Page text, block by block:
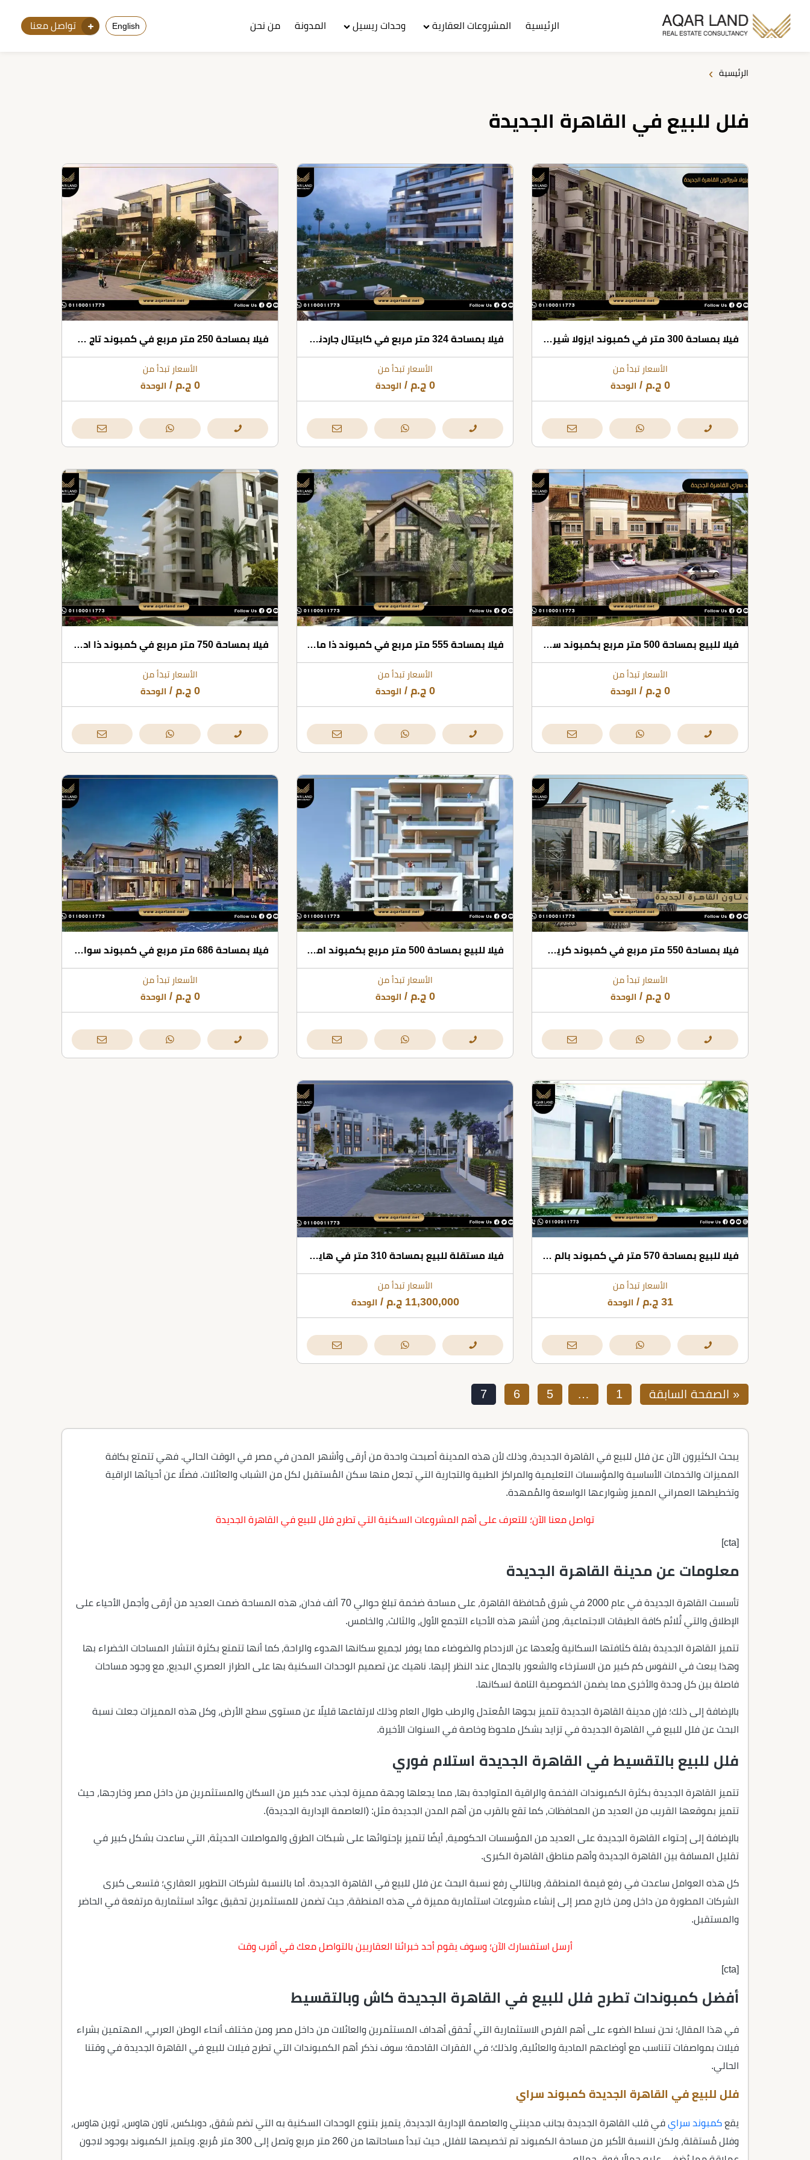
الرئيسية المشروعات العقارية وحدات ريسيل المدونة من نحن English تواصل معنا
الرئيسية ›
فلل للبيع في القاهرة الجديدة
فيلا بمساحة 300 متر في كمبوند ايزولا شيراتون القاهرة الجديدة
الأسعار تبدأ من
0 ج.م / الوحدة
فيلا بمساحة 324 متر مربع في كابيتال جاردنز بالم هيلز القاهرة الجديدة
الأسعار تبدأ من
0 ج.م / الوحدة
فيلا بمساحة 250 متر مربع في كمبوند تاج سيتي القاهرة الجديدة
الأسعار تبدأ من
0 ج.م / الوحدة
فيلا للبيع بمساحة 500 متر مربع بكمبوند سراي القاهره الجديده
الأسعار تبدأ من
0 ج.م / الوحدة
فيلا بمساحة 555 متر مربع في كمبوند ذا مارك
الأسعار تبدأ من
0 ج.م / الوحدة
فيلا بمساحة 750 متر مربع في كمبوند ذا ادريس ايست
الأسعار تبدأ من
0 ج.م / الوحدة
فيلا بمساحة 550 متر مربع في كمبوند كريك تاون
الأسعار تبدأ من
0 ج.م / الوحدة
فيلا للبيع بمساحة 500 متر مربع بكمبوند امارا القاهره الجديده
الأسعار تبدأ من
0 ج.م / الوحدة
فيلا بمساحة 686 متر مربع في كمبوند سوان ليك ريزيدنس
الأسعار تبدأ من
0 ج.م / الوحدة
فيلا للبيع بمساحة 570 متر في كمبوند بالم هيلز قطامية القاهرة الجديدة
الأسعار تبدأ من
31 ج.م / الوحدة
فيلا مستقلة للبيع بمساحة 310 متر في هايد بارك التجمع الخامس
الأسعار تبدأ من
11,300,000 ج.م / الوحدة
« الصفحة السابقة 1
…
5
6
7
يبحث الكثيرون الآن عن فلل للبيع في القاهرة الجديدة، وذلك لأن هذه المدينة أصبحت واحدة من أرقى وأشهر المدن في مصر في الوقت الحالي. فهي تتمتع بكافة
المميزات والخدمات الأساسية والمؤسسات التعليمية والمراكز الطبية والتجارية التي تجعل منها سكن المُستقبل لكل من الشباب والعائلات. فضلًا عن أحيائها الراقية
وتخطيطها العمراني المميز وشوارعها الواسعة والمُمهدة.
تواصل معنا الآن؛ للتعرف على أهم المشروعات السكنية التي تطرح فلل للبيع في القاهرة الجديدة
[cta]
معلومات عن مدينة القاهرة الجديدة
تأسست القاهرة الجديدة في عام 2000 في شرق مُحافظة القاهرة، على مساحة ضخمة تبلغ حوالي 70 ألف فدان، هذه المساحة ضمت العديد من أرقى وأجمل الأحياء على
الإطلاق والتي تُلائم كافة الطبقات الاجتماعية، ومن أشهر هذه الأحياء التجمع الأول، والثالث، والخامس.
تتميز القاهرة الجديدة بقلة كثافتها السكانية وبُعدها عن الازدحام والضوضاء مما يوفر لجميع سكانها الهدوء والراحة، كما أنها تتمتع بكثرة انتشار المساحات الخضراء بها
وهذا يبعث في النفوس كم كبير من الاسترخاء والشعور بالجمال عند النظر إليها. ناهيك عن تصميم الوحدات السكنية بها على الطراز العصري البديع، مع وجود مساحات
فاصلة بين كل وحدة والأخرى مما يضمن الخصوصية التامة لسكانها.
بالإضافة إلى ذلك؛ فإن مدينة القاهرة الجديدة تتميز بجوها المُعتدل والرطب طوال العام وذلك لارتفاعها قليلًا عن مستوى سطح الأرض، وكل هذه المميزات جعلت نسبة
البحث عن فلل للبيع في القاهرة الجديدة في تزايد بشكل ملحوظ وخاصة في السنوات الأخيرة.
فلل للبيع بالتقسيط في القاهرة الجديدة استلام فوري
تتميز القاهرة الجديدة بكثرة الكمبوندات الفخمة والراقية المتواجدة بها، مما يجعلها وجهة مميزة لجذب عدد كبير من السكان والمستثمرين من داخل مصر وخارجها، حيث
تتميز بموقعها القريب من العديد من المحافظات، كما تقع بالقرب من أهم المدن الجديدة مثل: (العاصمة الإدارية الجديدة).
بالإضافة إلى إحتواء القاهرة الجديدة على العديد من المؤسسات الحكومية، أيضًا تتميز بإحتوائها على شبكات الطرق والمواصلات الحديثة، التي ساعدت بشكل كبير في
تقليل المسافة بين القاهرة الجديدة وأهم مناطق القاهرة الكبرى.
كل هذه العوامل ساعدت في رفع قيمة المنطقة، وبالتالي رفع نسبة البحث عن فلل للبيع في القاهرة الجديدة. أما بالنسبة لشركات التطوير العقاري؛ فتسعى كبرى
الشركات المطورة من داخل ومن خارج مصر إلى إنشاء مشروعات استثمارية مميزة في هذه المنطقة، حيث تضمن للمستثمرين تحقيق عوائد استثمارية مرتفعة في الحاضر
والمستقبل.
أرسل استفسارك الآن؛ وسوف يقوم أحد خبرائنا العقاريين بالتواصل معك في أقرب وقت
[cta]
أفضل كمبوندات تطرح فلل للبيع في القاهرة الجديدة كاش وبالتقسيط
في هذا المقال؛ نحن نسلط الضوء على أهم الفرص الاستثمارية التي تُحقق أهداف المستثمرين والعائلات من داخل مصر ومن مختلف أنحاء الوطن العربي، المهتمين بشراء
فيلات بمواصفات تتناسب مع أوضاعهم المادية والعائلية، ولذلك؛ في الفقرات القادمة؛ سوف نذكر أهم الكمبوندات التي تطرح فيلات للبيع في القاهرة الجديدة في وقتنا
الحالي.
فلل للبيع في القاهرة الجديدة كمبوند سراي
يقع كمبوند سراي في قلب القاهرة الجديدة بجانب مدينتي والعاصمة الإدارية الجديدة، يتميز بتنوع الوحدات السكنية به التي تضم شقق، دوبلكس، تاون هاوس، توين هاوس،
وفلل مُستقلة، ولكن النسبة الأكبر من مساحة الكمبوند تم تخصيصها للفلل، حيث تبدأ مساحاتها من 260 متر مربع وتصل إلى 300 متر مُربع. ويتميز الكمبوند بوجود لاجون